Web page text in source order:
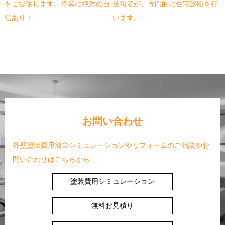
をご提供します。塗装に絶対の自
信あり！
技術者が、専門的に住宅診断を行
います。
お問い合わせ
外壁塗装費用簡単シミュレーションやリフォームのご相談やお
問い合わせはこちらから
塗装費用シミュレーション
無料お見積り